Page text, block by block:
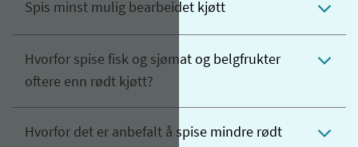
Spis minst mulig bearbeidet kjøtt
Hvorfor spise fisk og sjømat og belgfrukter
oftere enn rødt kjøtt?
Hvorfor det er anbefalt å spise mindre rødt